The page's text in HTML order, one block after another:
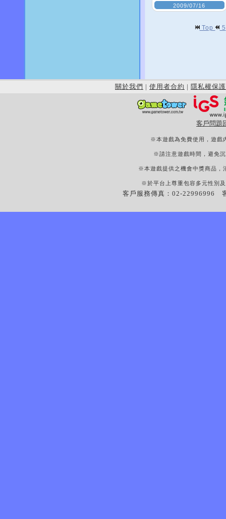
2009/07/16
Top 5
關於我們 | 使用者合約 | 隱私權保護
客戶問題
※本遊戲為免費使用，遊戲
※請注意遊戲時間，避免
※本遊戲提供之機會中獎商品，
※於平台上尊重包容多元性別
客戶服務傳真：02-22996996